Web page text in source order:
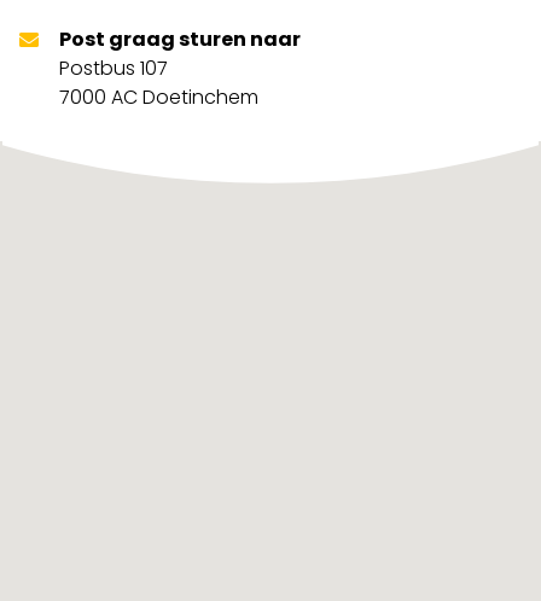
Post graag sturen naar
Postbus 107
7000 AC Doetinchem